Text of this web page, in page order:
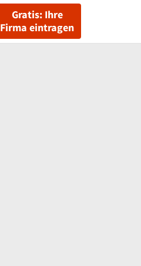
Gratis: Ihre
Firma eintragen